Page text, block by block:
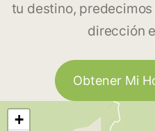
tu destino,
dirección
Obtener Mi
+